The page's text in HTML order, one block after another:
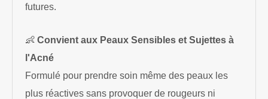
futures.
👶Convient aux Peaux Sensibles et Sujettes à
l'Acné
Formulé pour prendre soin même des peaux les
plus réactives sans provoquer de rougeurs ni